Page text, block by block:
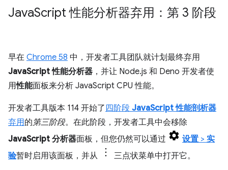
JavaScript 性能分析器弃用：第 3 阶段
早在 Chrome 58 中，开发者工具团队就计划最终弃用
JavaScript 性能分析器 ，并让 Node.js 和 Deno 开发者使
用性能面板来分析 JavaScript CPU 性能。
开发者工具版本 114 开始了 四阶段 JavaScript 性能剖析器
弃用的第三阶段。在此阶段，开发者工具中会移除
JavaScript 分析器面板，但您仍然可以通过 设置 > 实
验暂时启用该面板，并从 三点状菜单中打开它。